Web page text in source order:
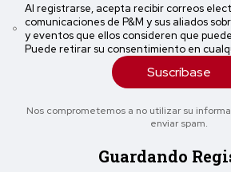
Al registrarse, acepta recibir correos
comunicaciones de P&M y sus aliados
y eventos que ellos consideren que
Puede retirar su consentimiento en
Suscríbase
Nos comprometemos a no utilizar su
enviar spam.
Guardando